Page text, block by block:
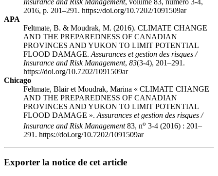
Insurance and Risk Management, volume 83, numéro 3-4,
2016, p. 201–291. https://doi.org/10.7202/1091509ar
APA
Feltmate, B. & Moudrak, M. (2016). CLIMATE CHANGE
AND THE PREPAREDNESS OF CANADIAN
PROVINCES AND YUKON TO LIMIT POTENTIAL
FLOOD DAMAGE. Assurances et gestion des risques /
Insurance and Risk Management, 83(3-4), 201–291.
https://doi.org/10.7202/1091509ar
Chicago
Feltmate, Blair et Moudrak, Marina « CLIMATE CHANGE
AND THE PREPAREDNESS OF CANADIAN
PROVINCES AND YUKON TO LIMIT POTENTIAL
FLOOD DAMAGE ». Assurances et gestion des risques /
Insurance and Risk Management83, no 3-4 (2016) : 201–
291. https://doi.org/10.7202/1091509ar
Exporter la notice de cet article